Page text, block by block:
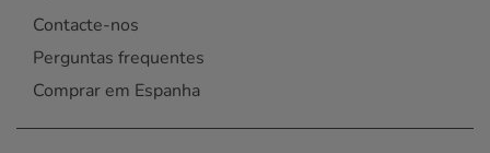
Contacte-nos
Perguntas frequentes
Comprar em Espanha